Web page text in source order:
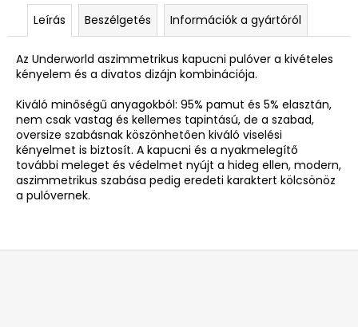
Leírás Beszélgetés Információk a gyártóról
Az Underworld aszimmetrikus kapucni pulóver a kivételes
kényelem és a divatos dizájn kombinációja.
Kiváló minőségű anyagokból: 95% pamut és 5% elasztán,
nem csak vastag és kellemes tapintású, de a szabad,
oversize szabásnak köszönhetően kiváló viselési
kényelmet is biztosít. A kapucni és a nyakmelegítő
további meleget és védelmet nyújt a hideg ellen, modern,
aszimmetrikus szabása pedig eredeti karaktert kölcsönöz
a pulóvernek.
L